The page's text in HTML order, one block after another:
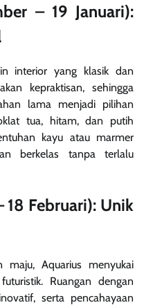
– 19 Januari):
interior yang klasik dan
kepraktisan, sehingga
lama menjadi pilihan
tua, hitam, dan putih
kayu atau marmer
berkelas tanpa terlalu
18 Februari): Unik
maju, Aquarius menyukai
Ruangan dengan
serta pencahayaan